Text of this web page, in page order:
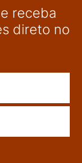
receba
direto no